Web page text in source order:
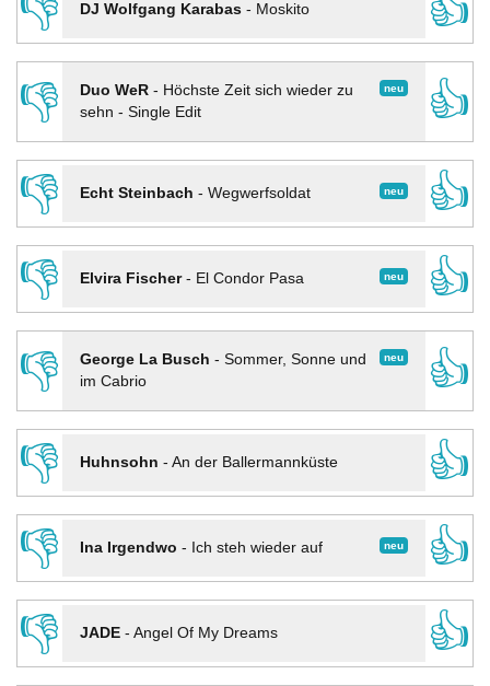
👎 DJ Wolfgang Karabas- Moskito
👍
👎
neu
Duo WeR- Höchste Zeit sich wieder zu
sehn - Single Edit
👍
👎
neu
Echt Steinbach - Wegwerfsoldat
👍
👎
neu
Elvira Fischer- El Condor Pasa
👍
👎
neu
George La Busch - Sommer, Sonne und
im Cabrio
👍
👎
Huhnsohn - An der Ballermannküste
👍
👎
neu
Ina Irgendwo - Ich steh wieder auf
👍
👎
JADE- Angel Of My Dreams
👍